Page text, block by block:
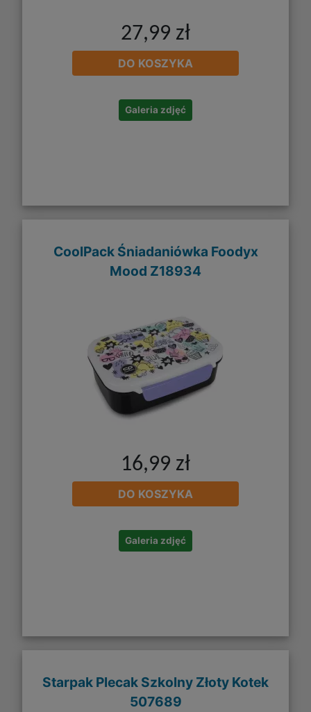
27,99 zł
DO KOSZYKA
Galeria zdjęć
CoolPack Śniadaniówka Foodyx
Mood Z18934
16,99 zł
DO KOSZYKA
Galeria zdjęć
Starpak Plecak Szkolny Złoty Kotek
507689